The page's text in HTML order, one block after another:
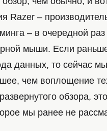
Razer –
– в очередной
мыши. Если
данных, то сейчас
чем воплощение
обзора,
мы ранее не